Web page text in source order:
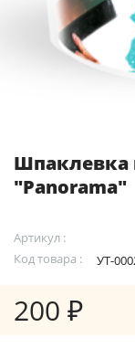
Шпаклевка
"Panorama"
Артикул :
Код товара :
УТ-
200 ₽